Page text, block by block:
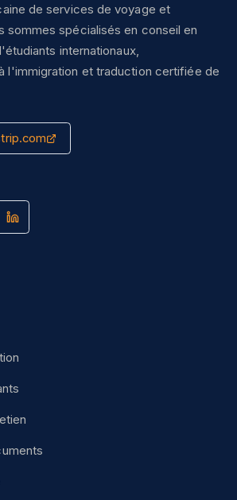
de services de voyage et
sommes spécialisés en conseil en
internationaux,
l'immigration et traduction certifiée de